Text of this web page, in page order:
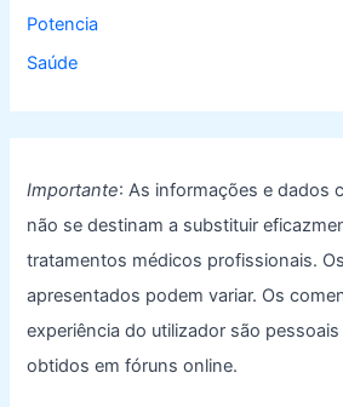
Potencia
Saúde
Importante: As informações e dados
não se destinam a substituir
tratamentos médicos profissionais.
apresentados podem variar. Os
experiência do utilizador são
obtidos em fóruns online.